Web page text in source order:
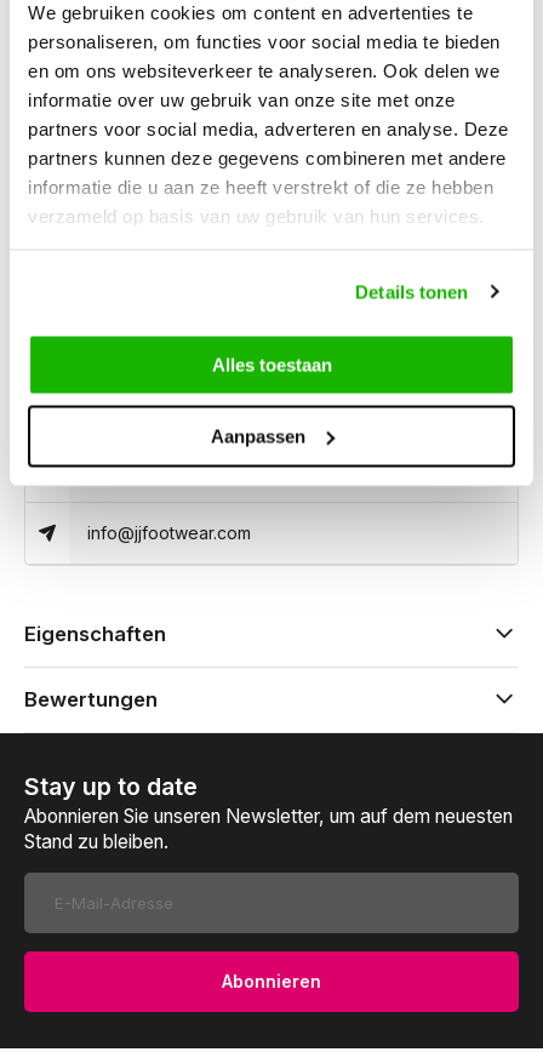
We gebruiken cookies om content en advertenties te
personaliseren, om functies voor social media te bieden
en om ons websiteverkeer te analyseren. Ook delen we
informatie over uw gebruik van onze site met onze
partners voor social media, adverteren en analyse. Deze
partners kunnen deze gegevens combineren met andere
informatie die u aan ze heeft verstrekt of die ze hebben
verzameld op basis van uw gebruik van hun services.
Details tonen
Alles toestaan
Aanpassen
Napoli - Cognac
Napoli ist ein warmer, cognacfarbener Schmalschaft Stiefel,
gefertigt aus hochwertigem Leder. Diese raffinierte Version
eines klassischen Reitstiefels ist mit einer Schnalle und einem
Riemen um den Knöchel und die Wade gestaltet. Dieses
Modell ist auch in Weitschaftstiefel erhältlich.
Können wir hilfen?
Kundendienst: besuchszeiten
0416-272223
info@jjfootwear.com
Eigenschaften
Bewertungen
Stay up to date
Abonnieren Sie unseren Newsletter, um auf dem neuesten
Stand zu bleiben.
Abonnieren